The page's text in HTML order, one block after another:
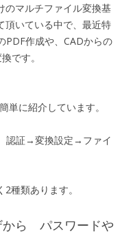
のマルチファイル変換基
頂いている中で、最近特
PDF作成や、CADからの
です。
単に紹介しています。
認証→変換設定→ファイ
種類あります。
から パスワードや